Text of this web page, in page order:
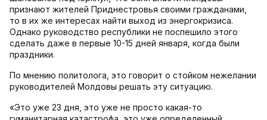
признают жителей Приднестровья своими гражданами,
то в их же интересах найти выход из энергокризиса.
Однако руководство республики не поспешило этого
сделать даже в первые 10-15 дней января, когда были
праздники.
По мнению политолога, это говорит о стойком нежелании
руководителей Молдовы решать эту ситуацию.
«Это уже 23 дня, это уже не просто какая-то